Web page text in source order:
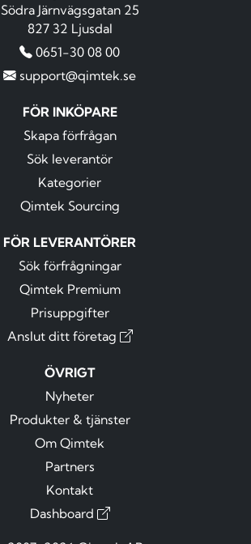
Södra Järnvägsgatan 25
827 32 Ljusdal
0651-30 08 00
support@qimtek.se
FÖR INKÖPARE
Skapa förfrågan
Sök leverantör
Kategorier
Qimtek Sourcing
FÖR LEVERANTÖRER
Sök förfrågningar
Qimtek Premium
Prisuppgifter
Anslut ditt företag
ÖVRIGT
Nyheter
Produkter & tjänster
Om Qimtek
Partners
Kontakt
Dashboard